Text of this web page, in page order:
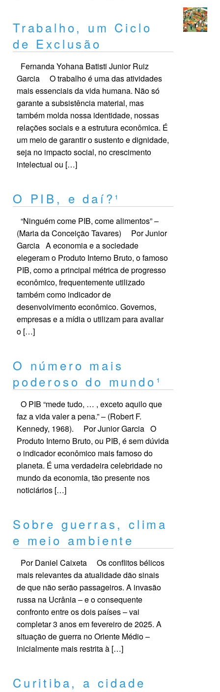
Trabalho, um Ciclo
de Exclusão
Fernanda Yohana Batisti Junior Ruiz
Garcia O trabalho é uma das atividades
mais essenciais da vida humana. Não só
garante a subsistência material, mas
também molda nossa identidade, nossas
relações sociais e a estrutura econômica. É
um meio de garantir o sustento e dignidade,
seja no impacto social, no crescimento
intelectual ou […]
O PIB, e daí?¹
“Ninguém come PIB, come alimentos” –
(Maria da Conceição Tavares) Por Junior
Garcia A economia e a sociedade
elegeram o Produto Interno Bruto, o famoso
PIB, como a principal métrica de progresso
econômico, frequentemente utilizado
também como indicador de
desenvolvimento econômico. Governos,
empresas e a mídia o utilizam para avaliar
o […]
O número mais
poderoso do mundo¹
O PIB “mede tudo, … , exceto aquilo que
faz a vida valer a pena.” – (Robert F.
Kennedy, 1968). Por Junior Garcia O
Produto Interno Bruto, ou PIB, é sem dúvida
o indicador econômico mais famoso do
planeta. É uma verdadeira celebridade no
mundo da economia, tão presente nos
noticiários […]
Sobre guerras, clima
e meio ambiente
Por Daniel Caixeta Os conflitos bélicos
mais relevantes da atualidade dão sinais
de que não serão passageiros. A invasão
russa na Ucrânia – e o consequente
confronto entre os dois países – vai
completar 3 anos em fevereiro de 2025. A
situação de guerra no Oriente Médio –
inicialmente mais restrita à […]
Curitiba, a cidade